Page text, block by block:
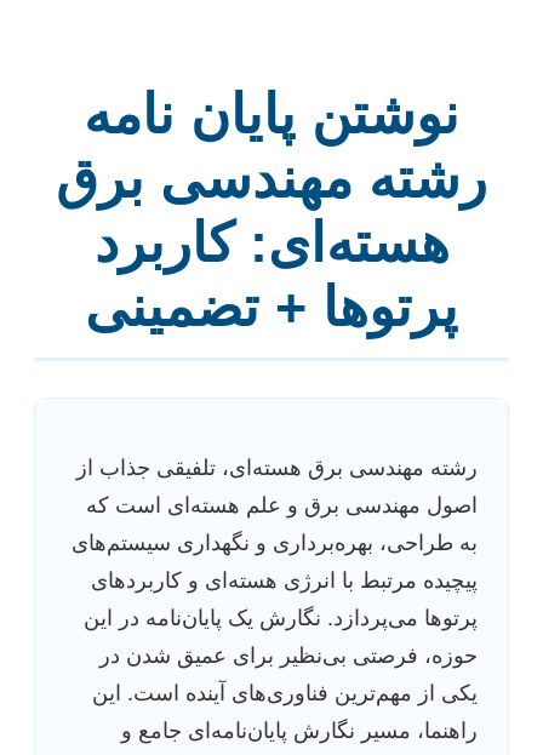
نوشتن پایان نامه
رشته مهندسی برق
هسته‌ای: کاربرد
پرتوها + تضمینی
رشته مهندسی برق هسته‌ای، تلفیقی جذاب از
اصول مهندسی برق و علم هسته‌ای است که
به طراحی، بهره‌برداری و نگهداری سیستم‌های
پیچیده مرتبط با انرژی هسته‌ای و کاربردهای
پرتوها می‌پردازد. نگارش یک پایان‌نامه در این
حوزه، فرصتی بی‌نظیر برای عمیق شدن در
یکی از مهم‌ترین فناوری‌های آینده است. این
راهنما، مسیر نگارش پایان‌نامه‌ای جامع و